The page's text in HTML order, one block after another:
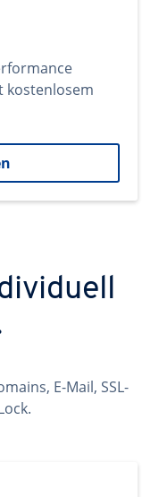
kostenlosem
E-Mail, SSL-